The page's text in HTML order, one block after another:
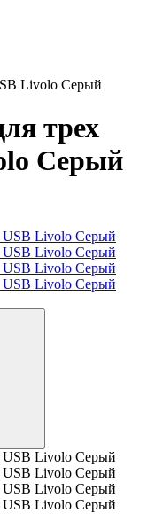
Livolo Серый
трех
Серый